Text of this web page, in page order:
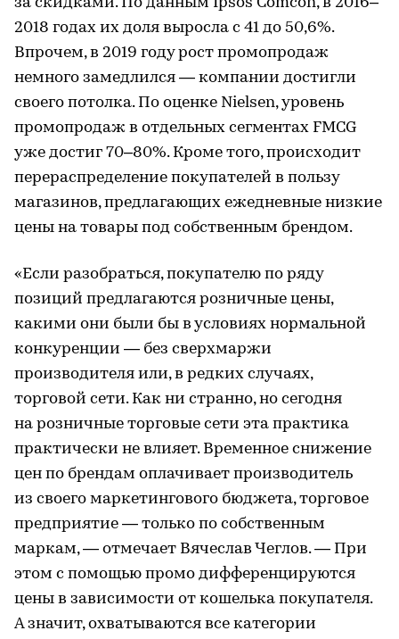
2018 годах их доля выросла с 41 до 50,6%.
Впрочем, в 2019 году рост промопродаж
немного замедлился — компании достигли
своего потолка. По оценке Nielsen, уровень
промопродаж в отдельных сегментах FMCG
уже достиг 70–80%. Кроме того, происходит
перераспределение покупателей в пользу
магазинов, предлагающих ежедневные низкие
цены на товары под собственным брендом.
«Если разобраться, покупателю по ряду
позиций предлагаются розничные цены,
какими они были бы в условиях нормальной
конкуренции — без сверхмаржи
производителя или, в редких случаях,
торговой сети. Как ни странно, но сегодня
на розничные торговые сети эта практика
практически не влияет. Временное снижение
цен по брендам оплачивает производитель
из своего маркетингового бюджета, торговое
предприятие — только по собственным
маркам, — отмечает Вячеслав Чеглов. — При
этом с помощью промо дифференцируются
цены в зависимости от кошелька покупателя.
А значит, охватываются все категории